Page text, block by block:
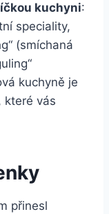
kuchyni:
speciality,
(smíchaná
kuchyně je
které vás
přinesl